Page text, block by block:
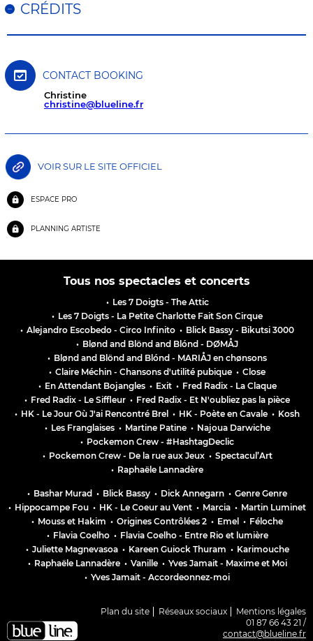
CRÉDITS
CONTACT BOOKING
Christine
christine@blueline.fr
VOIR SUR LE SITE OFFICIEL
ESPACE PRO
PLANNING ARTISTE
Tous nos spectacles et concerts
• Les 7 Doigts - The Attic
• Les 7 Doigts - La Petite Charlotte Fait Son Cirque
• Alejandro Escobedo - Circo Infinito • Blick Bassy - Bikutsi 3000
• Blønd and Blönd and Blónd - DØMÅJ
• Blønd and Blönd and Blónd - MARIÅJ en chønsons
• Claire Méchin - Chansons d'utilité pubique • Close
• En Attendant Bojangles • Exit • Fred Radix - La Claque
• Fred Radix - Le Siffleur • Fred Radix - Et N'oubliez pas la pièce
• HK - Le Jour Où J'ai Rencontré Brel • HK - Poète en Cavale • Kosh
• Les Franglaises • Martine Patine • Najoua Darwiche
• Pockemon Crew - #HashtagDeclic
• Pockemon Crew - De la rue aux Jeux • Spectacul’Art
• Raphaële Lannadère
• Bashar Murad • Blick Bassy • Dick Annegarn • Genre Genre
• Hippocampe Fou • HK - Le Coeur au Vent • Marcia • Martin Luminet
• Mouss et Hakim • Origines Contrôlées 2 • Emel • Féloche
• Flavia Coelho • Flavia Coelho - Entre Rio et lumière
• Juliette Magnevasoa • Kareen Guiock Thuram • Karimouche
• Raphaële Lannadère • Vanille • Yves Jamait - Maxime et Moi
• Yves Jamait - Accordeonnez-moi
Plan du site Réseaux sociaux
Mentions légales
01 87 66 43 21 /
contact@blueline.fr